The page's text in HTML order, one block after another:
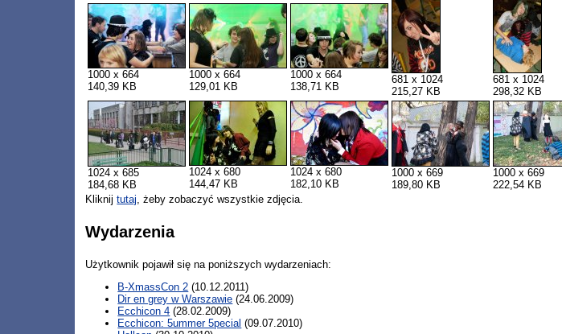
1000 x 664
140,39 KB
1000 x 664
129,01 KB
1000 x 664
138,71 KB
681 x 1024
215,27 KB
681 x 1024
298,32 KB
1024 x 685
184,68 KB
1024 x 680
144,47 KB
1024 x 680
182,10 KB
1000 x 669
189,80 KB
1000 x 669
222,54 KB
Kliknijtutaj, żeby zobaczyć wszystkie zdjęcia.
Wydarzenia
Użytkownik pojawił się na poniższych wydarzeniach:
B-XmassCon 2 (10.12.2011)
Dir en grey w Warszawie (24.06.2009)
Ecchicon 4 (28.02.2009)
Ecchicon: 5ummer 5pecial (09.07.2010)